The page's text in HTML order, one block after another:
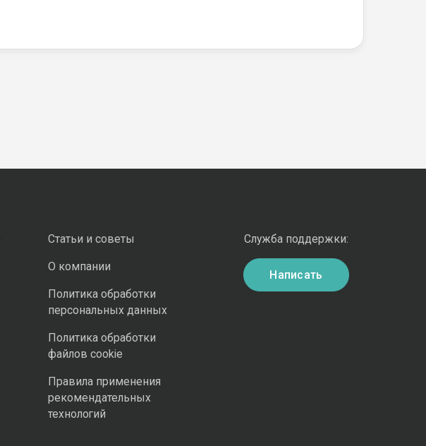
Статьи и советы
О компании
Политика обработки
персональных данных
Политика обработки
файлов cookie
Правила применения
рекомендательных
технологий
Служба поддержки:
Написать